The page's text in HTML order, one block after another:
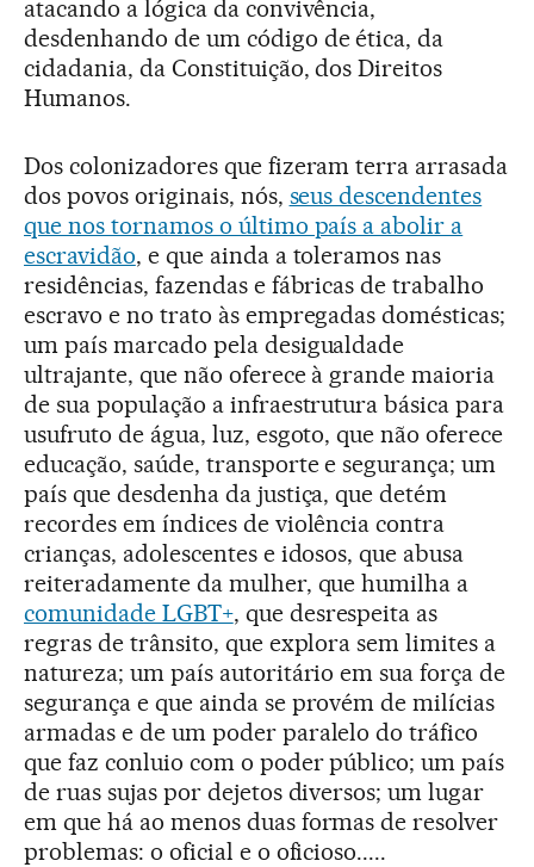
atacando a lógica da convivência,
desdenhando de um código de ética, da
cidadania, da Constituição, dos Direitos
Humanos.
Dos colonizadores que fizeram terra arrasada
dos povos originais, nós, seus descendentes
que nos tornamos o último país a abolir a
escravidão, e que ainda a toleramos nas
residências, fazendas e fábricas de trabalho
escravo e no trato às empregadas domésticas;
um país marcado pela desigualdade
ultrajante, que não oferece à grande maioria
de sua população a infraestrutura básica para
usufruto de água, luz, esgoto, que não oferece
educação, saúde, transporte e segurança; um
país que desdenha da justiça, que detém
recordes em índices de violência contra
crianças, adolescentes e idosos, que abusa
reiteradamente da mulher, que humilha a
comunidade LGBT+, que desrespeita as
regras de trânsito, que explora sem limites a
natureza; um país autoritário em sua força de
segurança e que ainda se provém de milícias
armadas e de um poder paralelo do tráfico
que faz conluio com o poder público; um país
de ruas sujas por dejetos diversos; um lugar
em que há ao menos duas formas de resolver
problemas: o oficial e o oficioso.....